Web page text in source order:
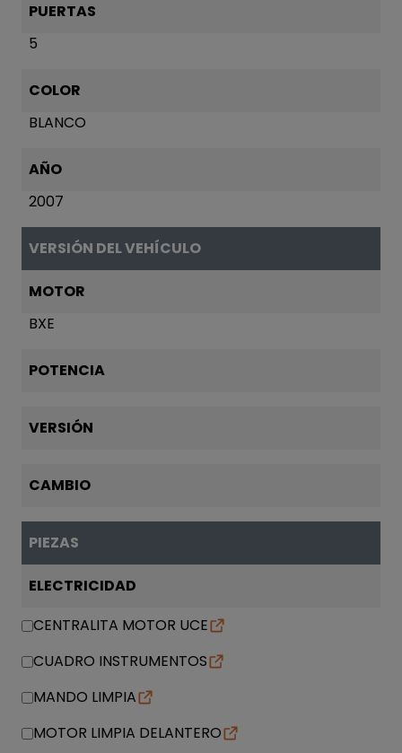
PUERTAS
5
COLOR
BLANCO
AÑO
2007
VERSIÓN DEL VEHÍCULO
MOTOR
BXE
POTENCIA
VERSIÓN
CAMBIO
PIEZAS
ELECTRICIDAD
CENTRALITA MOTOR UCE
CUADRO INSTRUMENTOS
MANDO LIMPIA
MOTOR LIMPIA DELANTERO